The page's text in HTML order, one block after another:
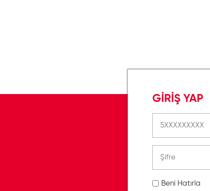
GİRİŞ YAP
Beni Hatırla